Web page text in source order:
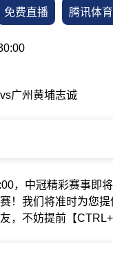
免费直播 腾讯体育
广州黄埔志诚
，中冠精彩赛事即
！我们将准时为您
，不妨提前【